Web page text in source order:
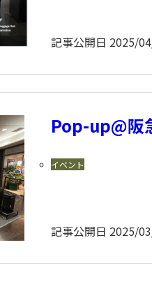
記事公開日 2025/
Pop-up@阪
イベント
記事公開日 2025/